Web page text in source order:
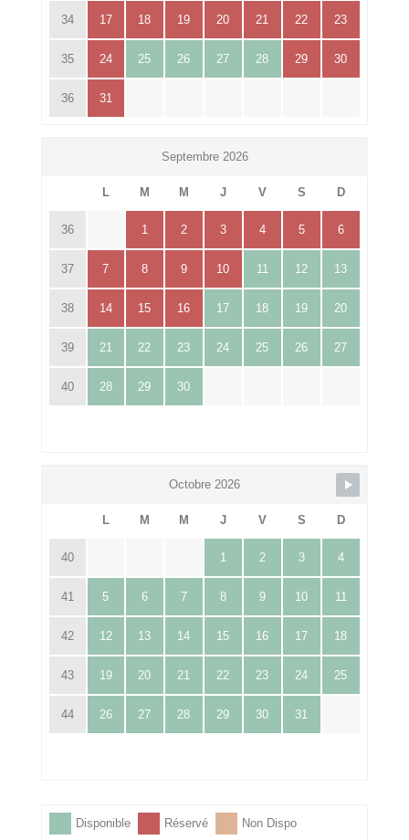
34 17 18 19 20 21 22 23
35 24 25 26 27 28 29 30
36 31
Septembre 2026
L M M J V S D
36 1 2 3 4 5 6
37 7 8 9 10 11 12 13
38 14 15 16 17 18 19 20
39 21 22 23 24 25 26 27
40 28 29 30
Octobre 2026
L M M J V S D
40 1 2 3 4
41 5 6 7 8 9 10 11
42 12 13 14 15 16 17 18
43 19 20 21 22 23 24 25
44 26 27 28 29 30 31
Disponible Réservé Non Dispo